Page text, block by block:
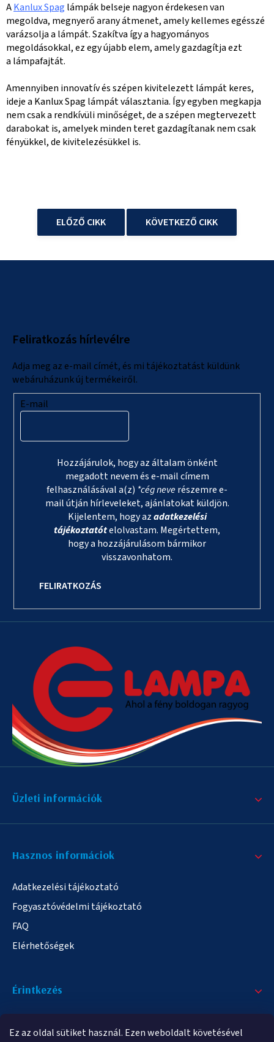
Ez az oldal sütiket használ. Ezen weboldalt követésével
AKanlux Spag lámpák belseje nagyon érdekesen van
megoldva, megnyerő arany átmenet, amely kellemes egésszé
varázsolja a lámpát. Szakítva így a hagyományos
megoldásokkal, ez egy újabb elem, amely gazdagítja ezt
a lámpafajtát.
Amennyiben innovatív és szépen kivitelezett lámpát keres,
ideje a Kanlux Spag lámpát választania. Így egyben megkapja
nem csak a rendkívüli minőséget, de a szépen megtervezett
darabokat is, amelyek minden teret gazdagítanak nem csak
fényükkel, de kivitelezésükkel is.
ELŐZŐ CIKK KÖVETKEZŐ CIKK
Feliratkozás hírlevélre
Adja meg az e-mail címét, és mi tájékoztatást küldünk
webáruházunk új termékeiről.
E-mail
Hozzájárulok, hogy az általam önként
megadott nevem és e-mail címem
felhasználásával a(z) *cég neverészemre e-
mail útján hírleveleket, ajánlatokat küldjön.
Kijelentem, hogy azadatkezelési
tájékoztatótelolvastam. Megértettem,
hogy a hozzájárulásom bármikor
visszavonhatom.
FELIRATKOZÁS
Üzleti információk
Hasznos informáciok
Adatkezelési tájékoztató
Fogyasztóvédelmi tájékoztató
FAQ
Elérhetőségek
Érintkezés